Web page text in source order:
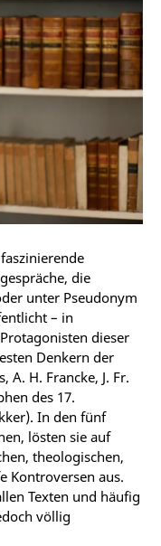
die
unter Pseudonym
– in
dieser
Denkern der
A. H. Francke, J. Fr.
des 17.
In den fünf
lösten sie auf
theologischen,
Kontroversen aus.
Texten und häufig
völlig